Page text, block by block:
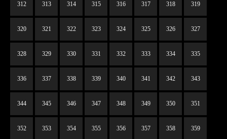
312 313 314 315 316 317 318 319
320 321 322 323 324 325 326 327
328 329 330 331 332 333 334 335
336 337 338 339 340 341 342 343
344 345 346 347 348 349 350 351
352 353 354 355 356 357 358 359